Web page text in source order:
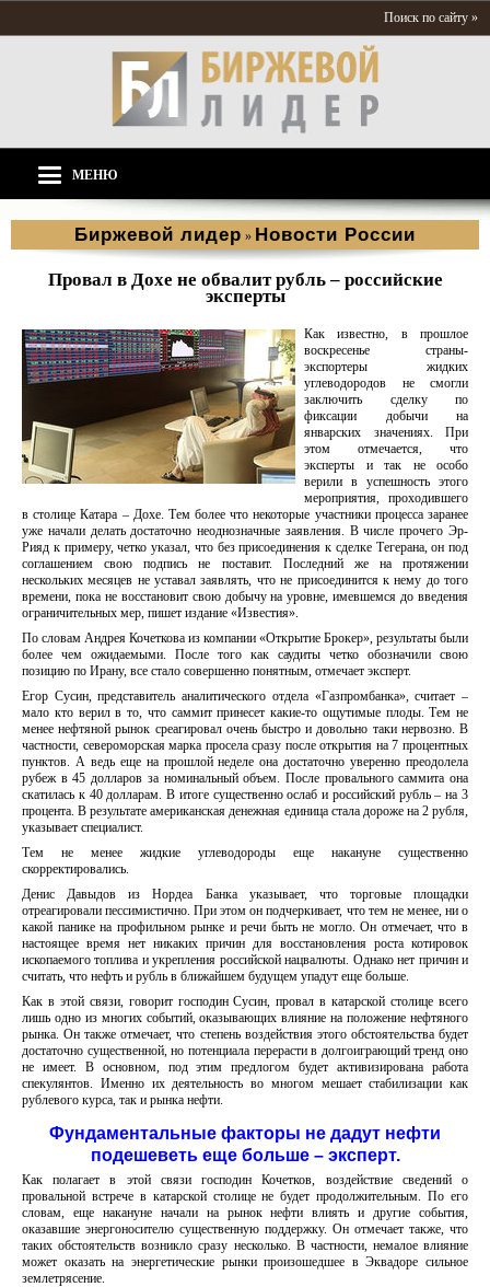
Поиск по сайту »
МЕНЮ
Биржевой лидер » Новости России
Провал в Дохе не обвалит рубль – российские
эксперты
Как известно, в прошлое
воскресенье страны-
экспортеры жидких
углеводородов не смогли
заключить сделку по
фиксации добычи на
январских значениях. При
этом отмечается, что
эксперты и так не особо
верили в успешность этого
мероприятия, проходившего
в столице Катара – Дохе. Тем более что некоторые участники процесса заранее
уже начали делать достаточно неоднозначные заявления. В числе прочего Эр-
Рияд к примеру, четко указал, что без присоединения к сделке Тегерана, он под
соглашением свою подпись не поставит. Последний же на протяжении
нескольких месяцев не уставал заявлять, что не присоединится к нему до того
времени, пока не восстановит свою добычу на уровне, имевшемся до введения
ограничительных мер, пишет издание «Известия».
По словам Андрея Кочеткова из компании «Открытие Брокер», результаты были
более чем ожидаемыми. После того как саудиты четко обозначили свою
позицию по Ирану, все стало совершенно понятным, отмечает эксперт.
Егор Сусин, представитель аналитического отдела «Газпромбанка», считает –
мало кто верил в то, что саммит принесет какие-то ощутимые плоды. Тем не
менее нефтяной рынок среагировал очень быстро и довольно таки нервозно. В
частности, североморская марка просела сразу после открытия на 7 процентных
пунктов. А ведь еще на прошлой неделе она достаточно уверенно преодолела
рубеж в 45 долларов за номинальный объем. После провального саммита она
скатилась к 40 долларам. В итоге существенно ослаб и российский рубль – на 3
процента. В результате американская денежная единица стала дороже на 2 рубля,
указывает специалист.
Тем не менее жидкие углеводороды еще накануне существенно
скорректировались.
Денис Давыдов из Нордеа Банка указывает, что торговые площадки
отреагировали пессимистично. При этом он подчеркивает, что тем не менее, ни о
какой панике на профильном рынке и речи быть не могло. Он отмечает, что в
настоящее время нет никаких причин для восстановления роста котировок
ископаемого топлива и укрепления российской нацвалюты. Однако нет причин и
считать, что нефть и рубль в ближайшем будущем упадут еще больше.
Как в этой связи, говорит господин Сусин, провал в катарской столице всего
лишь одно из многих событий, оказывающих влияние на положение нефтяного
рынка. Он также отмечает, что степень воздействия этого обстоятельства будет
достаточно существенной, но потенциала перерасти в долгоиграющий тренд оно
не имеет. В основном, под этим предлогом будет активизирована работа
спекулянтов. Именно их деятельность во многом мешает стабилизации как
рублевого курса, так и рынка нефти.
Фундаментальные факторы не дадут нефти
подешеветь еще больше – эксперт.
Как полагает в этой связи господин Кочетков, воздействие сведений о
провальной встрече в катарской столице не будет продолжительным. По его
словам, еще накануне начали на рынок нефти влиять и другие события,
оказавшие энергоносителю существенную поддержку. Он отмечает также, что
таких обстоятельств возникло сразу несколько. В частности, немалое влияние
может оказать на энергетические рынки произошедшее в Эквадоре сильное
землетрясение.